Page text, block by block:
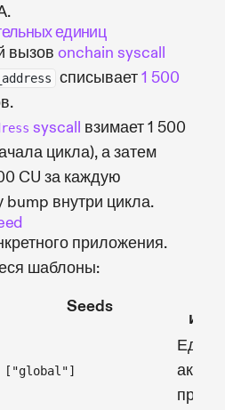
единиц
вызов onchain syscall
списывает1 500
syscall взимает 1 500
цикла), а затем
CU за каждую
внутри цикла.
приложения.
шаблоны:
Seeds
["global"]